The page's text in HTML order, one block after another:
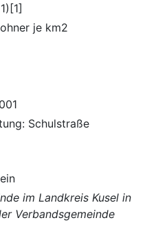
je km2
Schulstraße
im Landkreis Kusel in
Verbandsgemeinde